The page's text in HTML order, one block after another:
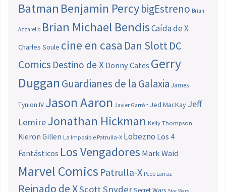
Batman Benjamin PercybigEstreno Brian
Azzarello Brian Michael BendisCaída de X
Charles Soule cine en casa Dan SlottDC
Comics Destino de X Donny Cates Gerry
Duggan Guardianes de la Galaxia James
Tynion IV Jason Aaron Javier Garrón Jed MacKay Jeff
LemireJonathan Hickman Kelly Thompson
Kieron Gillen La Imposible Patrulla-X Lobezno Los 4
Fantásticos Los Vengadores Mark Waid
Marvel Comics Patrulla-X Pepe Larraz
Reinado de XScott Snyder